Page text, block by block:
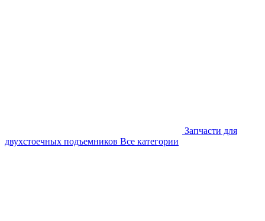
Запчасти для
двухстоечных подъемников Все категории